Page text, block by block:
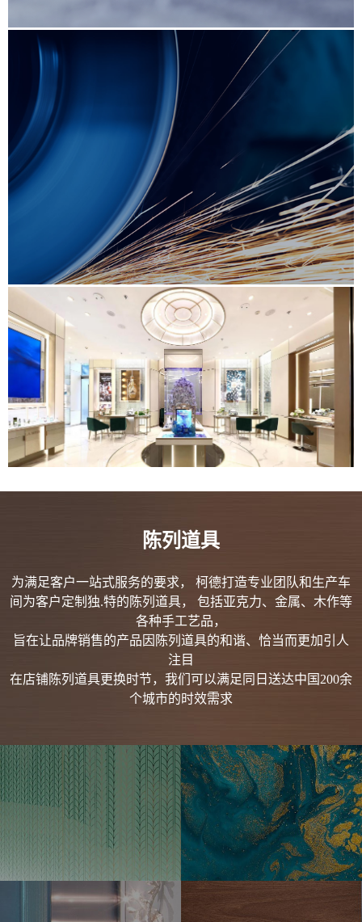
陈列道具
为满足客户一站式服务的要求， 柯德打造专业团队和生产车
间为客户定制独.特的陈列道具， 包括亚克力、金属、木作等
各种手工艺品，
旨在让品牌销售的产品因陈列道具的和谐、恰当而更加引人
注目
在店铺陈列道具更换时节，我们可以满足同日送达中国200余
个城市的时效需求